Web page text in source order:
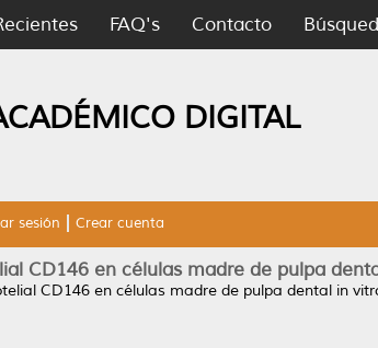
FAQ's Contacto
DIGITAL
sesión Crear cuenta
CD146 en células madre de pulpa
CD146 en células madre de pulpa dental in